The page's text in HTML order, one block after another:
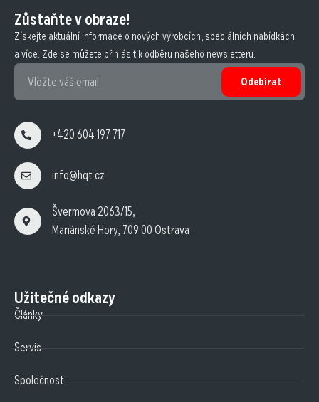
Zůstaňte v obraze!
Získejte aktuální informace o nových výrobcích, speciálních nabídkách
a více. Zde se můžete přihlásit k odběru našeho newsletteru.
Odebírat
+420 604 197 717
info@hqt.cz
Švermova 2063/15,
Mariánské Hory, 709 00 Ostrava
Užitečné odkazy
Články
Servis
Společnost